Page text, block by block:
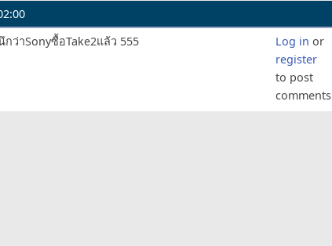
ว่าSonyซื้อTake2แล้ว 555
Log in or
register
to post
comments